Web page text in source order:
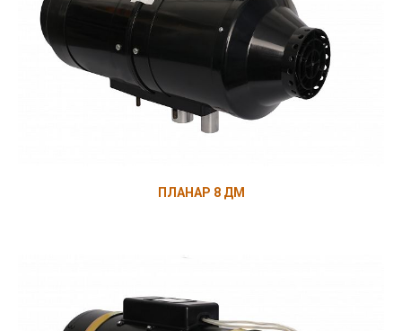
ПЛАНАР 8 ДМ